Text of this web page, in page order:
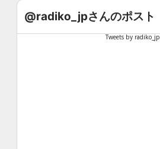
@radiko_jpさんのポスト
Tweets by radiko_jp